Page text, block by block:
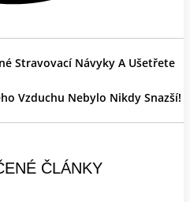
Stravovací Návyky A Ušetřete
Vzduchu Nebylo Nikdy Snazší!
ČLÁNKY